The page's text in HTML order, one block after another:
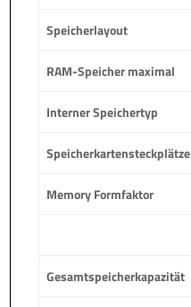
Speicherlayout
RAM-Speicher maximal
Interner Speichertyp
Speicherkartensteckplätze
Memory Formfaktor
Gesamtspeicherkapazität